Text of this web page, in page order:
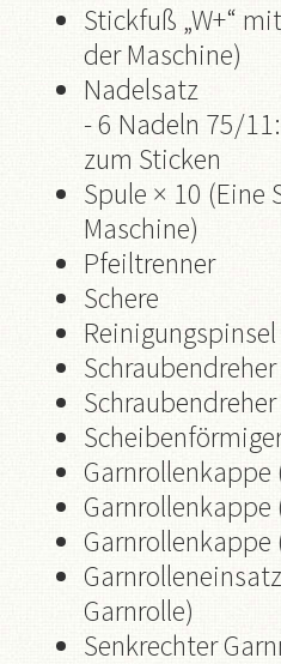
Stickfuß „W+“
der Maschine)
Nadelsatz
- 6 Nadeln 75/
zum Sticken
Spule × 10 (Eine
Maschine)
Pfeiltrenner
Schere
Reinigungspinsel
Garnrollenkappe
Garnrollenkappe
Garnrolle)
Senkrechter